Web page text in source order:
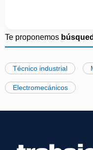
Te proponemos
Técnico industrial
Electromecánicos